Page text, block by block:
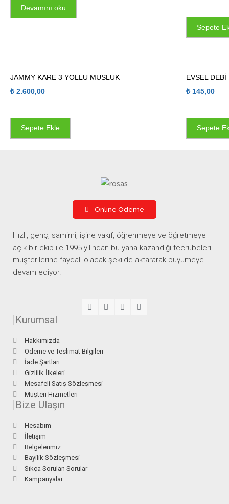
Devamını oku
Sepete
JAMMY KARE 3 YOLLU MUSLUK
₺ 2.600,00
Sepete Ekle
EVSEL
₺ 145,00
Sepete
Online Ödeme
Hızlı, genç, samimi, işine vakıf, öğrenmeye ve öğretmeye
açık bir ekip ile 1995 yılından bu yana kazandığı tecrübeleri
müşterilerine faydalı olacak şekilde aktararak büyümeye
devam ediyor.
Kurumsal
Hakkımızda
Ödeme ve Teslimat Bilgileri
İade Şartları
Gizlilik İlkeleri
Mesafeli Satış Sözleşmesi
Müşteri Hizmetleri
Bize Ulaşın
Hesabım
İletişim
Belgelerimiz
Bayilik Sözleşmesi
Sıkça Sorulan Sorular
Kampanyalar